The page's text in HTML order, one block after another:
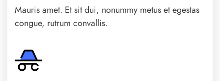
Mauris amet. Et sit dui, nonummy metus et egestas
congue, rutrum convallis.